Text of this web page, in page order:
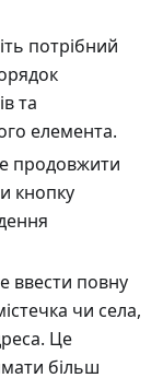
потрібний
та
елемента.
продовжити
кнопку
ввести повну
чи села,
Це
більш